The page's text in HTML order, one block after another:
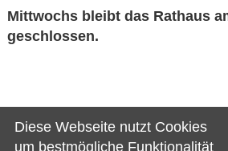
Mittwochs bleibt das Rathaus
geschlossen.
Diese Webseite nutzt Cookies
um bestmögliche Funktionalität